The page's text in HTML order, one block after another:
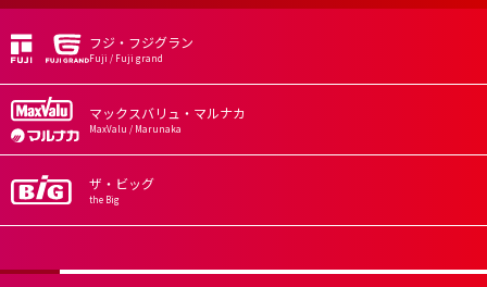
フジ・フジグラン
Fuji / Fuji grand
マックスバリュ・マルナカ
MaxValu / Marunaka
ザ・ビッグ
the Big